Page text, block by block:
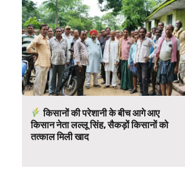
किसानों की परेशानी के बीच आगे आए
किसान नेता लल्लू सिंह, सैकड़ों किसानों को
तत्काल मिली खाद